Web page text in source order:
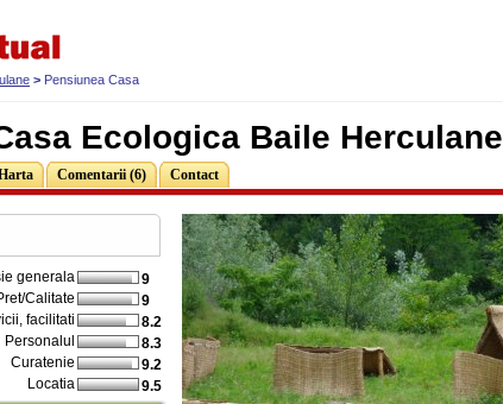
> Pensiunea Casa
Ecologica Baile Herculane
Comentarii (6) Contact
generala
9
Calitate
9
facilitati
8.2
Personalul
8.3
Curatenie
9.2
Locatia
9.5